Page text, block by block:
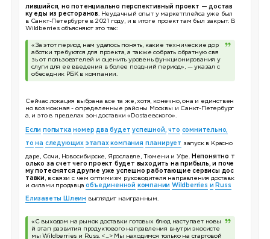
лившийся, но потенциально перспективный проект — достав
ку еды из ресторанов
. Неудачный опыт у маркетплейса уже был
в Санкт-Петербурге в 2021 году, и в итоге проект там был закрыт. В
Wildberries объясняют это так:
«За этот период нам удалось понять, какие технические дор
аботки требуются для проекта, а также собрать обратную свя
зь от пользователей и оценить уровень функционирования у
слуги для ее введения в более поздний период», — указал с
обеседник РБК в компании.
Сейчас локация выбрана все та же, хотя, конечно, она и единствен
но возможная - определенные районы Москвы и Санкт-Петербург
а, и это в пределах зон доставки «Dostaевского».
Если попытка номер два будет успешной, что сомнительн о,
то на следующих этапах компания планирует запуск в Красно
даре, Сочи, Новосибирске, Ярославле, Тюмени и Уфе.
Непонятно т
олько за счет чего проект будет выходить на прибыль, и поче
му потеснятся другие уже успешно работающие сервисы дос
тавки
, в связи с чем оптимизм руководителя направления доставк
и силами продавцаобъединенной компании Wildberries и Russ
Елизаветы Шлеин выглядит наигранным.
«С выходом на рынок доставки готовых блюд наступает новы
й этап развития продуктового направления внутри экосисте
мы Wildberries и Russ. <...> Мы находимся только на стартовой